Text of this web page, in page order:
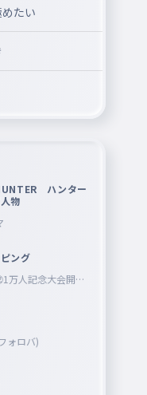
たい
ハンター
物
ング
︎1万人記念大会開催
ォロバ)